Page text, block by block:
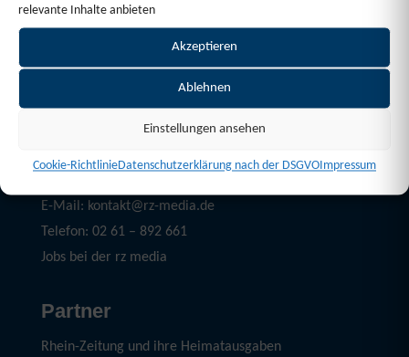
relevante Inhalte anbieten
Akzeptieren
Ablehnen
Einstellungen ansehen
Cookie-RichtlinieDatenschutzerklärung nach der DSGVOImpressum
E-Mail: kontakt@rz-media.de
Telefon: 02 61 – 892 661
Jobs bei der rz media
Partner
Rhein-Zeitung und ihre Heimatausgaben